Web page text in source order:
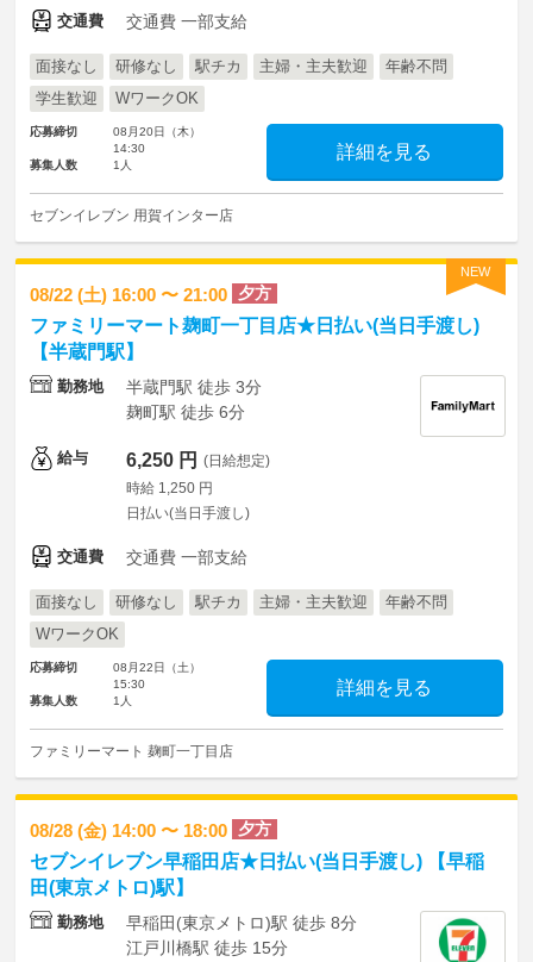
交通費 交通費 一部支給
面接なし 研修なし 駅チカ 主婦・主夫歓迎
年齢不問
学生歓迎
WワークOK
応募締切
08月20日（木）
14:30
募集人数
1人
詳細を見る
セブンイレブン 用賀インター店
NEW
08/22 (土) 16:00 〜 21:00 夕方
ファミリーマート麹町一丁目店★日払い(当日手渡し)
【半蔵門駅】
勤務地
半蔵門駅 徒歩 3分
麹町駅 徒歩 6分
給与 6,250 円 (日給想定)
時給 1,250 円
日払い(当日手渡し)
交通費 交通費 一部支給
面接なし 研修なし 駅チカ 主婦・主夫歓迎
年齢不問
WワークOK
応募締切
08月22日（土）
15:30
募集人数
1人
詳細を見る
ファミリーマート 麹町一丁目店
08/28 (金) 14:00 〜 18:00 夕方
セブンイレブン早稲田店★日払い(当日手渡し) 【早稲
田(東京メトロ)駅】
勤務地
早稲田(東京メトロ)駅 徒歩 8分
江戸川橋駅 徒歩 15分